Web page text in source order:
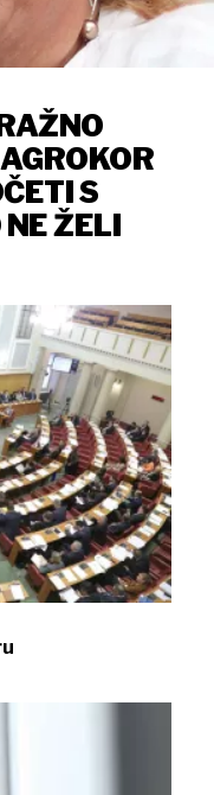
S
ŽELI